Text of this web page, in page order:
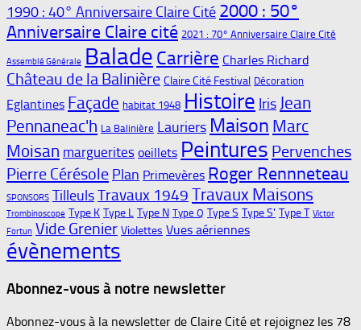
1990 : 40° Anniversaire Claire Cité 2000 : 50°
Anniversaire Claire cité 2021 : 70° Anniversaire Claire Cité
Assemblé Générale Balade Carrière Charles Richard
Château de la Balinière Claire Cité Festival Décoration
Eglantines Façade habitat 1948 Histoire Iris Jean
Pennaneac'h La Balinière Lauriers Maison Marc
Moisan marguerites oeillets Peintures Pervenches
Pierre Cérésole Plan Primevères Roger Rennneteau
SPONSORS TilleulsTravaux 1949 Travaux Maisons
Trombinoscope Type K Type L Type N Type Q Type S Type S' Type T Victor
Fortun Vide Grenier Violettes Vues aériennes
évènements
Abonnez-vous à notre newsletter
Abonnez-vous à la newsletter de Claire Cité et rejoignez les 78